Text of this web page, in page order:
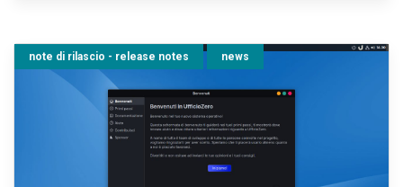
note di rilascio - release notes news